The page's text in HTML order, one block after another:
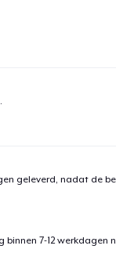
geleverd, nadat de
7-12 werkdagen
de Kassa